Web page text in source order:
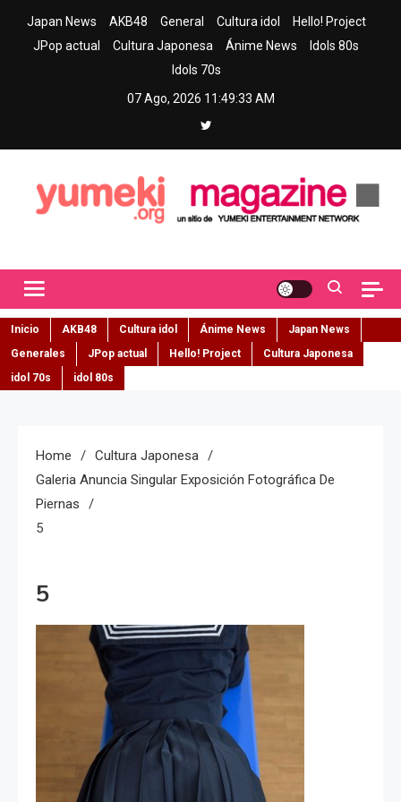
Japan News AKB48 General Cultura idol
Hello! Project
JPop actual
Cultura Japonesa Ánime News
Idols 80s
Idols 70s
07 Ago, 2026 11:49:34 AM
Inicio AKB48 Cultura idol Ánime News
Japan News
Generales
JPop actual Hello! Project
Cultura Japonesa
idol 70s
idol 80s
Home
Cultura Japonesa
Galeria Anuncia Singular Exposición Fotográfica De
Piernas
5
5